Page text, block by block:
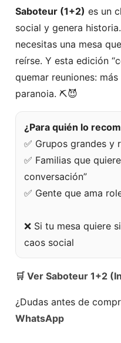
Saboteur (1+2) es un
social y genera
necesitas una mesa
reírse. Y esta edición
quemar reuniones:
paranoia. ⛏️😈
¿Para quién lo
✅ Grupos grandes y
✅ Familias que
conversación”
✅ Gente que ama
❌ Si tu mesa quiere
caos social
🛒 Ver Saboteur 1+2
¿Dudas antes de
WhatsApp